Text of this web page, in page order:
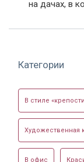
на дачах, в
Категории
В стиле
Художественная
В офис